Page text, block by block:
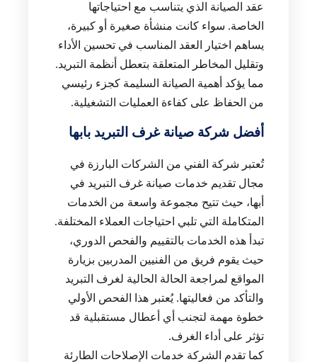
عقد الصيانة الذي يتناسب مع احتياجاتها
الخاصة. سواء كانت منشأة صغيرة أو كبيرة،
يساهم اختيار العقد المناسب في تحسين الأداء
وتقليل المخاطر المتعلقة بتعطل أنظمة التبريد.
مما يؤكد أهمية الصيانة السليمة كجزء رئيسي
من الحفاظ على كفاءة العمليات التشغيلية.
أفضل شركة صيانة غرف التبريد بابها
تُعتبر شركة الفني من الشركات البارزة في
مجال تقديم خدمات صيانة غرف التبريد في
أبها، حيث تتيح مجموعة واسعة من الخدمات
المتكاملة التي تلبي احتياجات العملاء المختلفة.
تبدأ هذه الخدمات بالتقييم والفحص الدوري،
حيث يقوم فريق من الفنيين المدربين بزيارة
المواقع لمراجعة الحالة الحالية لغرف التبريد
والتأكد من فعاليتها. يُعتبر هذا الفحص الأولي
خطوة مهمة لتجنب أي أعطال مستقبلية قد
تؤثر على أداء الغرف.
كما تقدم الشركة خدمات الإصلاحات الطارئة